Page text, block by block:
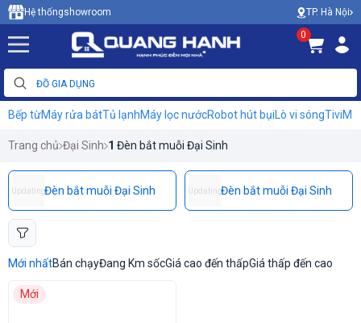
Hệ thốngshowroom TP. Hà Nội
0
Bếp từMáy rửa bátTủ lạnhMáy lọc nướcRobot hút bụiLò vi sóngTivi
Trang chủ Đại Sinh 1 Đèn bắt muỗi Đại Sinh
UpdatingĐèn bắt muỗi Đại Sinh UpdatingĐèn bắt muỗi Đại Sinh
Mới nhấtBán chạyĐang Km sốcGiá cao đến thấpGiá thấp đến cao
Mới